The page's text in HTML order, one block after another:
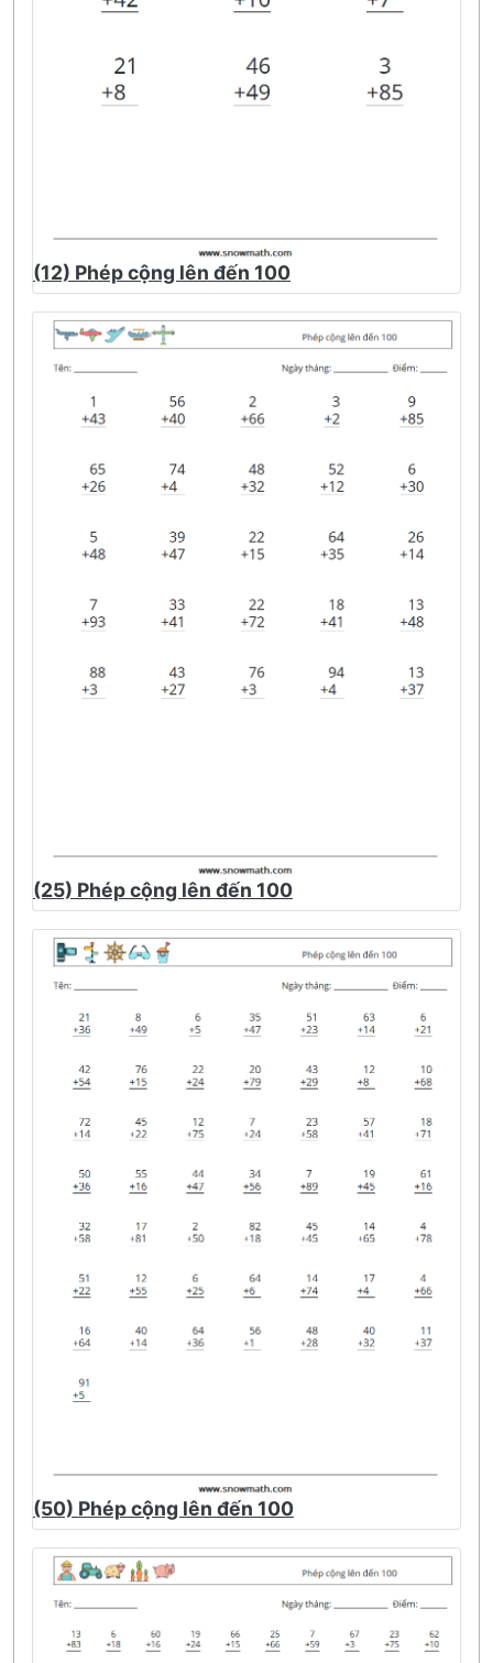
(12) Phép cộng lên đến 100
(25) Phép cộng lên đến 100
(50) Phép cộng lên đến 100